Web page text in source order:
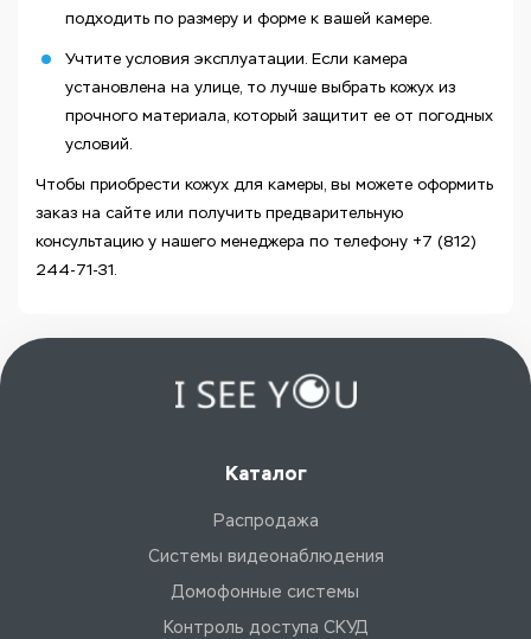
подходить по размеру и форме к вашей камере.
Учтите условия эксплуатации. Если камера
установлена на улице, то лучше выбрать кожух из
прочного материала, который защитит ее от погодных
условий.
Чтобы приобрести кожух для камеры, вы можете оформить
заказ на сайте или получить предварительную
консультацию у нашего менеджера по телефону +7 (812)
244-71-31.
Каталог
Распродажа
Системы видеонаблюдения
Домофонные системы
Контроль доступа СКУД